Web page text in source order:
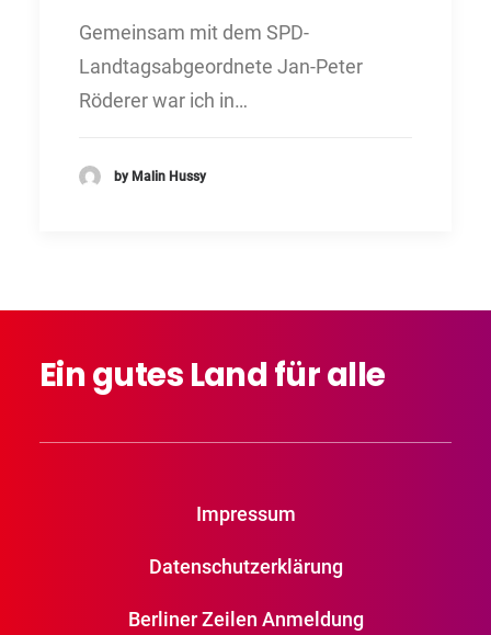
Gemeinsam mit dem SPD-
Landtagsabgeordnete Jan-Peter
Röderer war ich in…
by Malin Hussy
EingutesLandfüralle
Impressum
Datenschutzerklärung
Berliner Zeilen Anmeldung